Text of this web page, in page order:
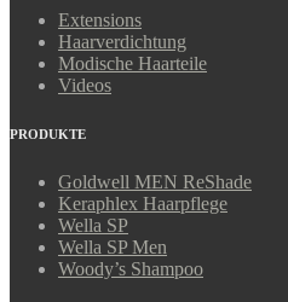
Extensions
Haarverdichtung
Modische Haarteile
Videos
PRODUKTE
Goldwell MEN ReShade
Keraphlex Haarpflege
Wella SP
Wella SP Men
Woody’s Shampoo